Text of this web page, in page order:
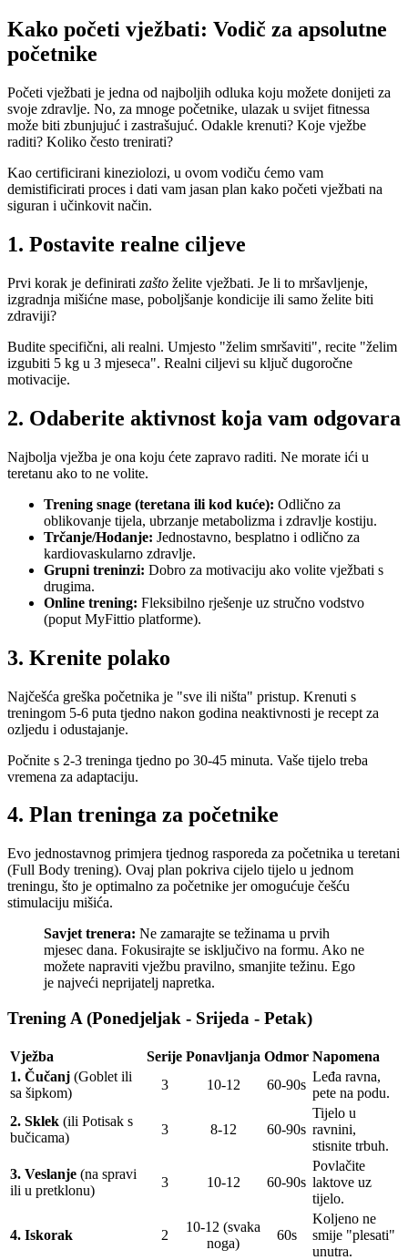
Kako početi vježbati: Vodič za apsolutne
početnike
Početi vježbati je jedna od najboljih odluka koju možete donijeti za
svoje zdravlje. No, za mnoge početnike, ulazak u svijet fitnessa
može biti zbunjujuć i zastrašujuć. Odakle krenuti? Koje vježbe
raditi? Koliko često trenirati?
Kao certificirani kineziolozi, u ovom vodiču ćemo vam
demistificirati proces i dati vam jasan plan kako početi vježbati na
siguran i učinkovit način.
1. Postavite realne ciljeve
Prvi korak je definirati zašto želite vježbati. Je li to mršavljenje,
izgradnja mišićne mase, poboljšanje kondicije ili samo želite biti
zdraviji?
Budite specifični, ali realni. Umjesto "želim smršaviti", recite "želim
izgubiti 5 kg u 3 mjeseca". Realni ciljevi su ključ dugoročne
motivacije.
2. Odaberite aktivnost koja vam odgovara
Najbolja vježba je ona koju ćete zapravo raditi. Ne morate ići u
teretanu ako to ne volite.
Trening snage (teretana ili kod kuće): Odlično za
oblikovanje tijela, ubrzanje metabolizma i zdravlje kostiju.
Trčanje/Hodanje: Jednostavno, besplatno i odlično za
kardiovaskularno zdravlje.
Grupni treninzi: Dobro za motivaciju ako volite vježbati s
drugima.
Online trening: Fleksibilno rješenje uz stručno vodstvo
(poput MyFittio platforme).
3. Krenite polako
Najčešća greška početnika je "sve ili ništa" pristup. Krenuti s
treningom 5-6 puta tjedno nakon godina neaktivnosti je recept za
ozljedu i odustajanje.
Počnite s 2-3 treninga tjedno po 30-45 minuta. Vaše tijelo treba
vremena za adaptaciju.
4. Plan treninga za početnike
Evo jednostavnog primjera tjednog rasporeda za početnika u teretani
(Full Body trening). Ovaj plan pokriva cijelo tijelo u jednom
treningu, što je optimalno za početnike jer omogućuje češću
stimulaciju mišića.
Savjet trenera: Ne zamarajte se težinama u prvih
mjesec dana. Fokusirajte se isključivo na formu. Ako ne
možete napraviti vježbu pravilno, smanjite težinu. Ego
je najveći neprijatelj napretka.
Trening A (Ponedjeljak - Srijeda - Petak)
Vježba Serije Ponavljanja Odmor Napomena
1. Čučanj (Goblet ili
sa šipkom)
3 10-12 60-90s
Leđa ravna,
pete na podu.
2. Sklek (ili Potisak s
bučicama)
3 8-12 60-90s
Tijelo u
ravnini,
stisnite trbuh.
3. Veslanje (na spravi
ili u pretklonu)
3 10-12 60-90s
Povlačite
laktove uz
tijelo.
4. Iskorak 2
10-12 (svaka
noga)
60s
Koljeno ne
smije "plesati"
unutra.